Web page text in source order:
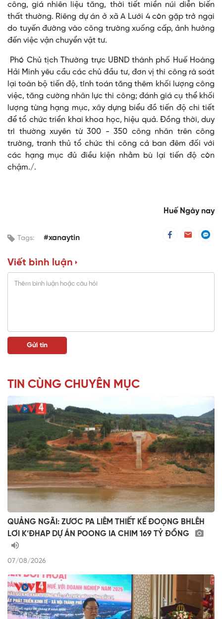
công, giá nhiên liệu tăng, thời tiết miền núi diễn biến
thất thường. Riêng dự án ở xã A Lưới 4 còn gặp trở ngại
do tuyến đường vào công trường xuống cấp, ảnh hưởng
đến việc vận chuyển vật tư.
Phó Chủ tịch Thường trực UBND thành phố Huế Hoàng
Hải Minh yêu cầu các chủ đầu tư, đơn vị thi công rà soát
lại toàn bộ tiến độ, tính toán tăng thêm khối lượng công
việc, tăng cường nhân lực thi công; đánh giá cụ thể khối
lượng từng hạng mục, xây dựng biểu đồ tiến độ chi tiết
để tổ chức triển khai khoa học, hiệu quả. Đồng thời, duy
trì thường xuyên từ 300 - 350 công nhân trên công
trường, tranh thủ tổ chức thi công cả ban đêm đối với
các hạng mục đủ điều kiện nhằm bù lại tiến độ còn
chậm./.
Huế Ngày nay
Tags: #xanaytin
Viết bình luận
TIN CÙNG CHUYÊN MỤC
QUẢNG NGÃI: ZƯƠC PA LIÊM THIẾT KẾ ĐOỌNG BHLÊH
LƠI K’ĐHAP DỰ ÁN POONG IA CHIM 169 TỶ ĐỒNG
07/08/2026